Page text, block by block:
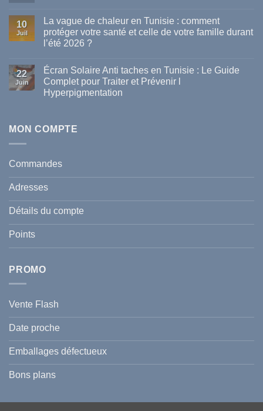
sur
meilleures
marques
disponibles
en
Tunisie
10
Juil
La vague de chaleur en Tunisie : comment
protéger votre santé et celle de votre famille durant
l’été 2026 ?
sur
La
vague
de
comment
et
celle
de
votre
famille
durant
l’été
2026
?
22
Juin
Écran Solaire Anti taches en Tunisie : Le Guide
Complet pour Traiter et Prévenir l
Hyperpigmentation
Écran
Solaire
Tunisie
Guide
pour
Traiter
Prévenir
MON COMPTE
Commandes
Adresses
Détails du compte
Points
PROMO
Vente Flash
Date proche
Emballages défectueux
Bons plans